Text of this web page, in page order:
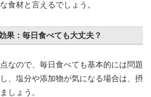
食材と言えるでしょう。
果：毎日食べても大丈夫？
なので、毎日食べても基本的には問題
、塩分や添加物が気になる場合は、摂
しょう。